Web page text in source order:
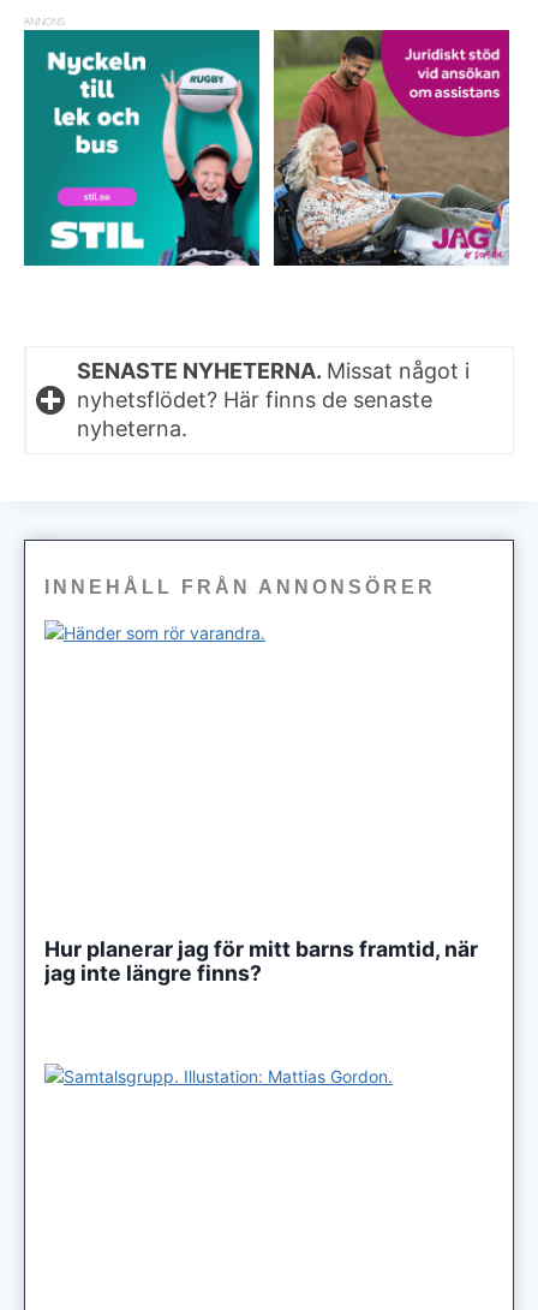
ANNONS
SENASTE NYHETERNA. Missat något i
nyhetsflödet? Här finns de senaste
nyheterna.
INNEHÅLL FRÅN ANNONSÖRER
Hur planerar jag för mitt barns framtid, när
jag inte längre finns?